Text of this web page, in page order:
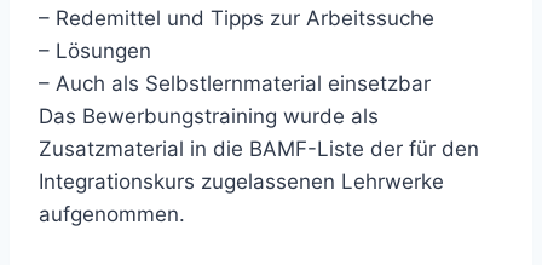
– Redemittel und Tipps zur Arbeitssuche
– Lösungen
– Auch als Selbstlernmaterial einsetzbar
Das Bewerbungstraining wurde als
Zusatzmaterial in die BAMF-Liste der für den
Integrationskurs zugelassenen Lehrwerke
aufgenommen.